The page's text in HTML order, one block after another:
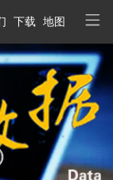
下载 地图